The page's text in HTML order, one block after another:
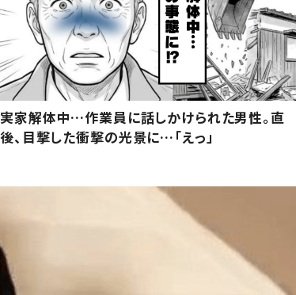
実家解体中…作業員に話しかけられた男性。直
後、目撃した衝撃の光景に…「えっ」